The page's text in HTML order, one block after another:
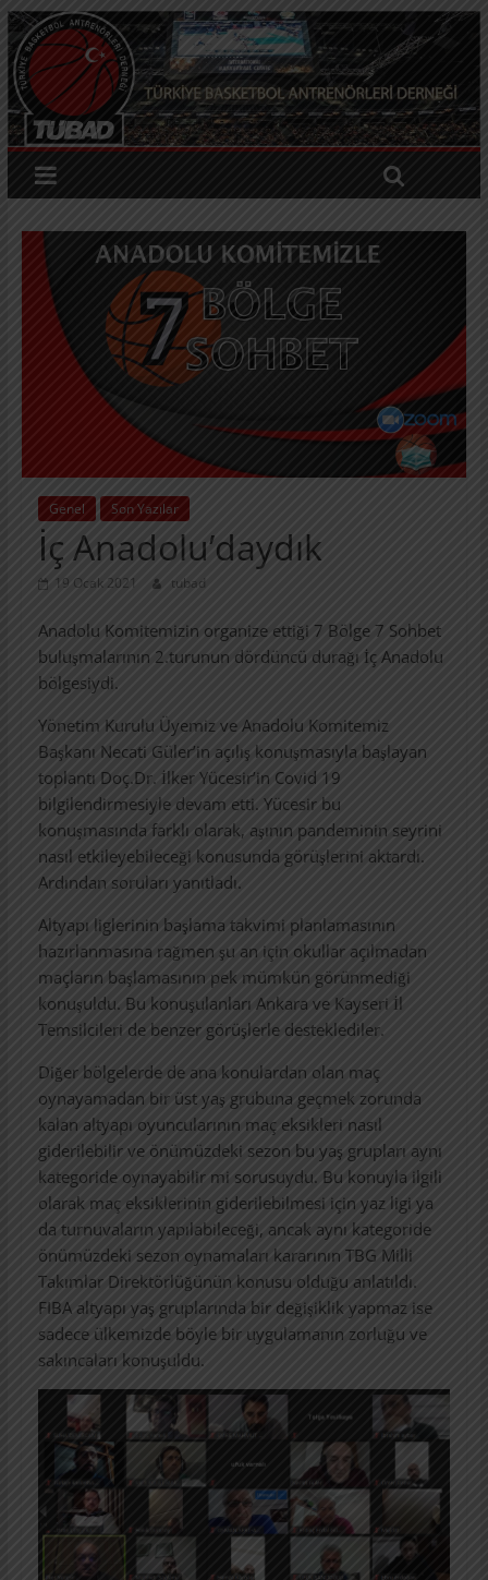
Genel Son Yazılar
İç Anadolu’daydık
19 Ocak 2021 tubad
Anadolu Komitemizin organize ettiği 7 Bölge 7 Sohbet
buluşmalarının 2.turunun dördüncü durağı İç Anadolu
bölgesiydi.
Yönetim Kurulu Üyemiz ve Anadolu Komitemiz
Başkanı Necati Güler’in açılış konuşmasıyla başlayan
toplantı Doç.Dr. İlker Yücesir’in Covid 19
bilgilendirmesiyle devam etti. Yücesir bu
konuşmasında farklı olarak, aşının pandeminin seyrini
nasıl etkileyebileceği konusunda görüşlerini aktardı.
Ardından soruları yanıtladı.
Altyapı liglerinin başlama takvimi planlamasının
hazırlanmasına rağmen şu an için okullar açılmadan
maçların başlamasının pek mümkün görünmediği
konuşuldu. Bu konuşulanları Ankara ve Kayseri İl
Temsilcileri de benzer görüşlerle desteklediler.
Diğer bölgelerde de ana konulardan olan maç
oynayamadan bir üst yaş grubuna geçmek zorunda
kalan altyapı oyuncularının maç eksikleri nasıl
giderilebilir ve önümüzdeki sezon bu yaş grupları aynı
kategoride oynayabilir mi sorusuydu. Bu konuyla ilgili
olarak maç eksiklerinin giderilebilmesi için yaz ligi ya
da turnuvaların yapılabileceği, ancak aynı kategoride
önümüzdeki sezon oynamaları kararının TBG Milli
Takımlar Direktörlüğünün konusu olduğu anlatıldı.
FIBA altyapı yaş gruplarında bir değişiklik yapmaz ise
sadece ülkemizde böyle bir uygulamanın zorluğu ve
sakıncaları konuşuldu.